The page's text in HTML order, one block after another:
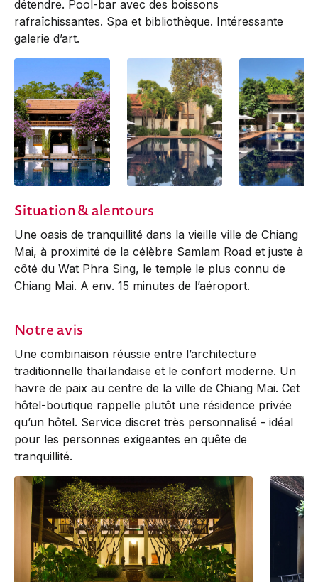
détendre. Pool-bar avec des boissons
rafraîchissantes. Spa et bibliothèque. Intéressante
galerie d’art.
Situation & alentours
Une oasis de tranquillité dans la vieille ville de Chiang
Mai, à proximité de la célèbre Samlam Road et juste à
côté du Wat Phra Sing, le temple le plus connu de
Chiang Mai. A env. 15 minutes de l’aéroport.
Notre avis
Une combinaison réussie entre l’architecture
traditionnelle thaïlandaise et le confort moderne. Un
havre de paix au centre de la ville de Chiang Mai. Cet
hôtel-boutique rappelle plutôt une résidence privée
qu’un hôtel. Service discret très personnalisé - idéal
pour les personnes exigeantes en quête de
tranquillité.